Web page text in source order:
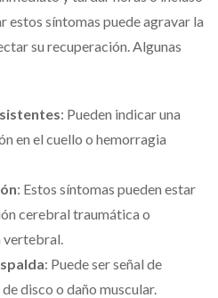
estos síntomas puede agravar la
su recuperación. Algunas
: Pueden indicar una
en el cuello o hemorragia
: Estos síntomas pueden estar
cerebral traumática o
: Puede ser señal de
disco o daño muscular.